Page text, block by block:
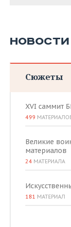
Сюжеты
XVI саммит
499
Великие
материалов
24 МАТЕРИАЛА
181 МАТЕРИАЛ